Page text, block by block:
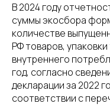
В 2024 году
суммы экосбора
количестве
РФ товаров,
внутреннего
год, согласно
декларации за 2022
соответствии с